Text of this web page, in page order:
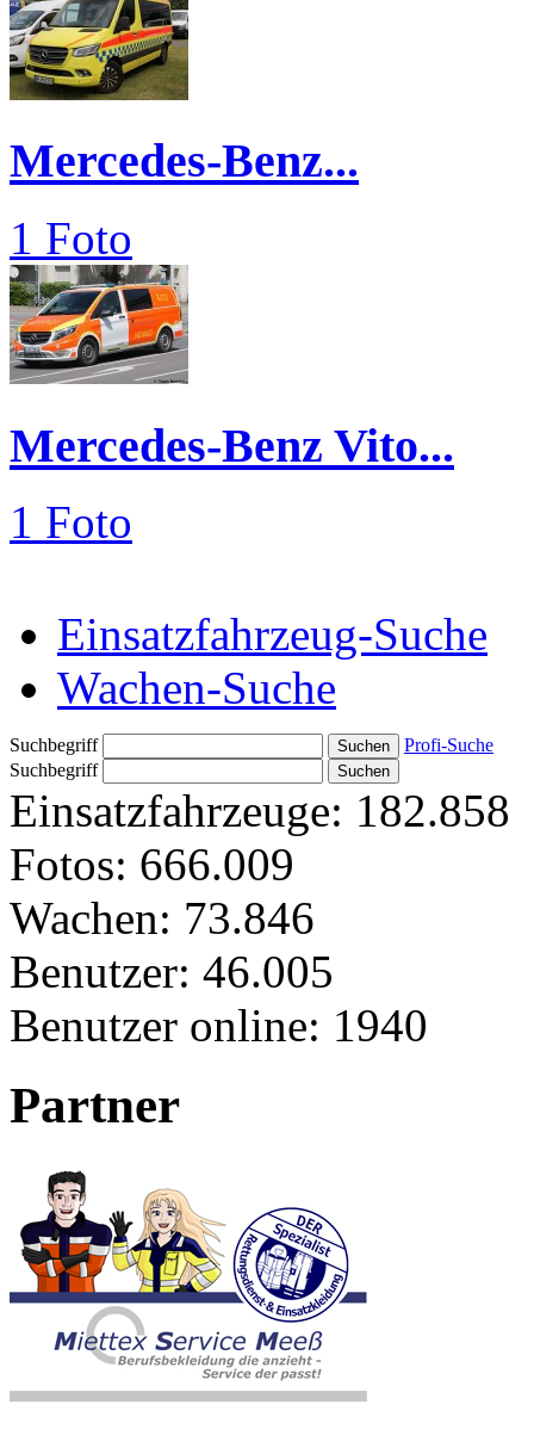
Mercedes-Benz...
1 Foto
Mercedes-Benz Vito...
1 Foto
Einsatzfahrzeug-Suche
Wachen-Suche
Suchbegriff
Profi-Suche
Suchbegriff
Einsatzfahrzeuge: 182.858
Fotos: 666.009
Wachen: 73.846
Benutzer: 46.005
Benutzer online: 1940
Partner